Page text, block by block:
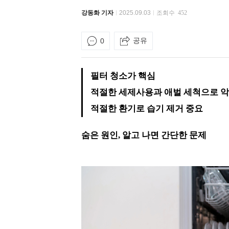
강동화 기자 2025.09.03 조회수 452
0 공유
필터 청소가 핵심
적절한 세제사용과 애벌 세척으로
적절한 환기로 습기 제거 중요
숨은 원인, 알고 나면 간단한 문제